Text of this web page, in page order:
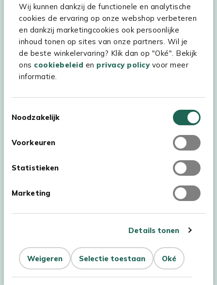
Wij kunnen dankzij de functionele en analytische
cookies de ervaring op onze webshop verbeteren
en dankzij marketingcookies ook persoonlijke
inhoud tonen op sites van onze partners. Wil je
de beste winkelervaring? Klik dan op "Oké". Bekijk
ons cookiebeleid en privacy policyvoor meer
informatie.
Noodzakelijk
Voorkeuren
Statistieken
Marketing
Details tonen
Oké
Selectie toestaan
Weigeren
Sorteer
Hulp & service
Assortiment
Kees Smit Tuinmeubelen
Auteursrecht © 2026 - Kees Smit Tuinmeubelen